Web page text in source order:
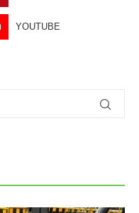
YOUTUBE